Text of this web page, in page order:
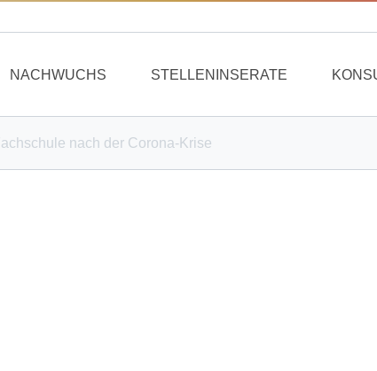
NACHWUCHS STELLENINSERATE
nach der Corona-Krise